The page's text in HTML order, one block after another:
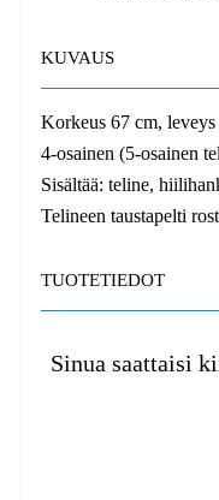
KUVAUS
Korkeus 67 cm,
4-osainen (5-osainen
Sisältää: teline,
Telineen taustapelti
TUOTETIEDOT
Sinua saattaisi